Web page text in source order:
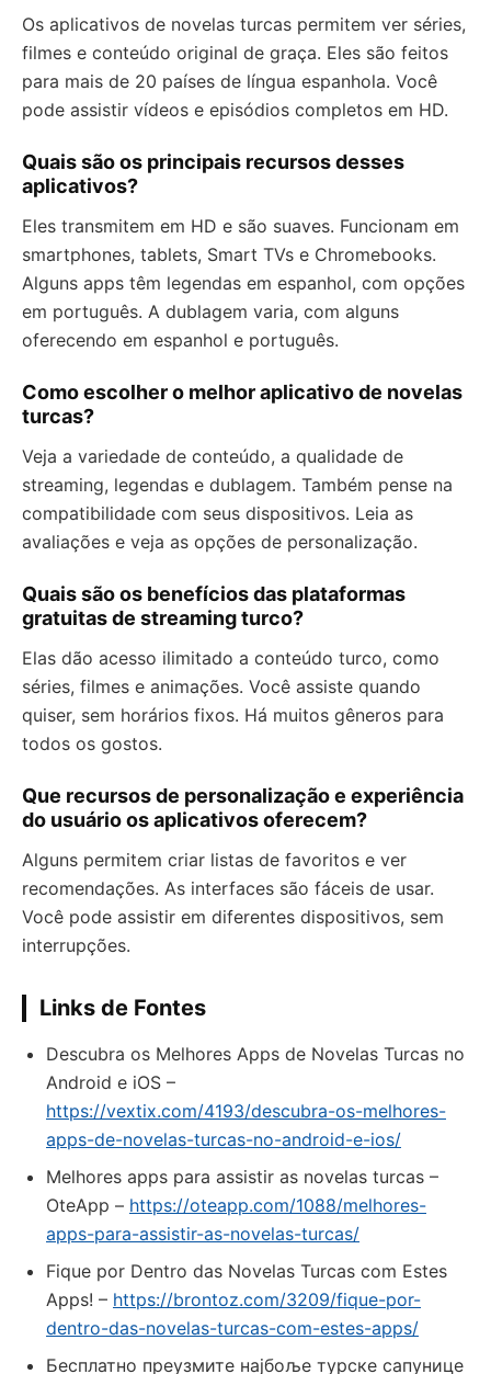
Os aplicativos de novelas turcas permitem ver séries,
filmes e conteúdo original de graça. Eles são feitos
para mais de 20 países de língua espanhola. Você
pode assistir vídeos e episódios completos em HD.
Quais são os principais recursos desses
aplicativos?
Eles transmitem em HD e são suaves. Funcionam em
smartphones, tablets, Smart TVs e Chromebooks.
Alguns apps têm legendas em espanhol, com opções
em português. A dublagem varia, com alguns
oferecendo em espanhol e português.
Como escolher o melhor aplicativo de novelas
turcas?
Veja a variedade de conteúdo, a qualidade de
streaming, legendas e dublagem. Também pense na
compatibilidade com seus dispositivos. Leia as
avaliações e veja as opções de personalização.
Quais são os benefícios das plataformas
gratuitas de streaming turco?
Elas dão acesso ilimitado a conteúdo turco, como
séries, filmes e animações. Você assiste quando
quiser, sem horários fixos. Há muitos gêneros para
todos os gostos.
Que recursos de personalização e experiência
do usuário os aplicativos oferecem?
Alguns permitem criar listas de favoritos e ver
recomendações. As interfaces são fáceis de usar.
Você pode assistir em diferentes dispositivos, sem
interrupções.
Links de Fontes
Descubra os Melhores Apps de Novelas Turcas no
Android e iOS –
https://vextix.com/4193/descubra-os-melhores-
apps-de-novelas-turcas-no-android-e-ios/
Melhores apps para assistir as novelas turcas –
OteApp – https://oteapp.com/1088/melhores-
apps-para-assistir-as-novelas-turcas/
Fique por Dentro das Novelas Turcas com Estes
Apps! – https://brontoz.com/3209/fique-por-
dentro-das-novelas-turcas-com-estes-apps/
Бесплатно преузмите најбоље турске сапунице